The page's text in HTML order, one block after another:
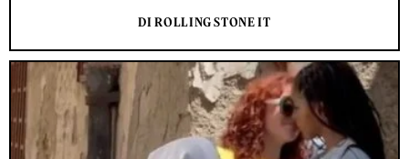
DI ROLLING STONE IT